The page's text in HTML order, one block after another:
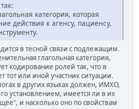
категория, которая
действия к агенсу, пациенсу,
в тесной связи с подлежащим.
глагольная категория,
кодирование ролей так, что в
тот или иной участник ситуации.
в других языках должен, ИМХО,
установлением, имеется ли в их
и насколько оно по свойствам